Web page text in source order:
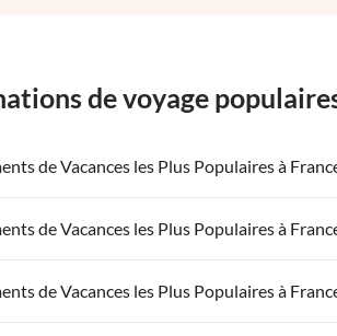
de voyage
de Vacances les Plus Populaires à
de Vacances à France
de Vacances à Côte atlantique
de Vacances à Côte d'Azur
de Vacances les Plus Populaires à
de Vacances à France
de Vacances à Côte atlantique
de Vacances les Plus Populaires à